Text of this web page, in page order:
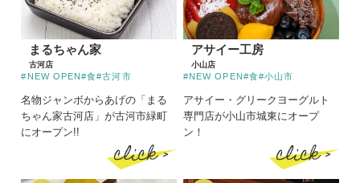
まるちゃん家
古河店
#NEW OPEN#食#古河市
名物ジャンボからあげの「まる
ちゃん家古河店」が古河市緑町
にオープン!!
click >
アサイー工房
小山店
#NEW OPEN#食#小山市
アサイー・グリークヨーグルト
専門店が小山市城東にオープ
ン！
click >